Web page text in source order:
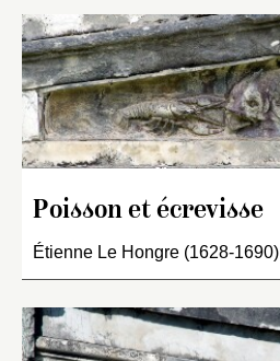
Poisson et écrevisse
Étienne Le Hongre (1628-1690)